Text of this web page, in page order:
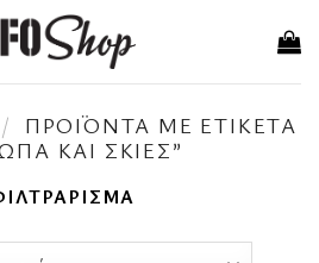
/
ΠΡΟΪΌΝΤΑ ΜΕ ΕΤΙΚΈΤΑ
ΚΑΙ ΣΚΙΈΣ”